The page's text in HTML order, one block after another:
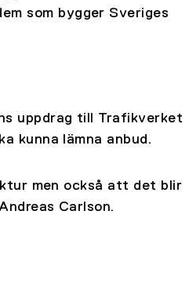
som bygger Sveriges
uppdrag till Trafikverket
kunna lämna anbud.
men också att det blir
Carlson.